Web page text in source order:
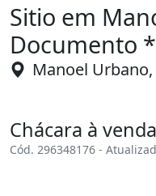
Sitio em
Documento
Manoel Urbano,
Chácara à venda
Cód. 296348176 -